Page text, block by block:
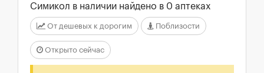
Симикол в наличии найдено в 0 аптеках
От дешевых к дорогим Поблизости
Открыто сейчас